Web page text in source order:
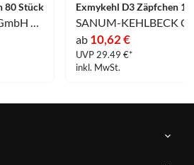
80 Stück
DHU-Arzneimittel GmbH & Co. KG
ab 10,62 €
UVP 29.49 €*
inkl. MwSt.